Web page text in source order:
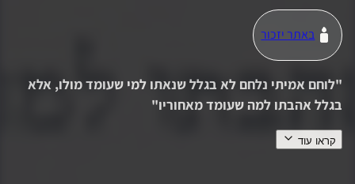
באתר יזכור
"לוחם אמיתי נלחם לא בגלל שנאתו למי שעומד מולו, אלא
בגלל אהבתו למה שעומד מאחוריו"
איתן שירת כמפקד צוות לוחמים ביחידת אגוז. הוא היה חדור
קראו עוד